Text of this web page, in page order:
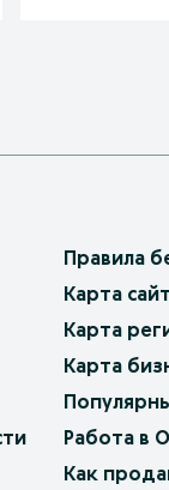
Правила
Карта
Карта
Карта
Работа в
Как